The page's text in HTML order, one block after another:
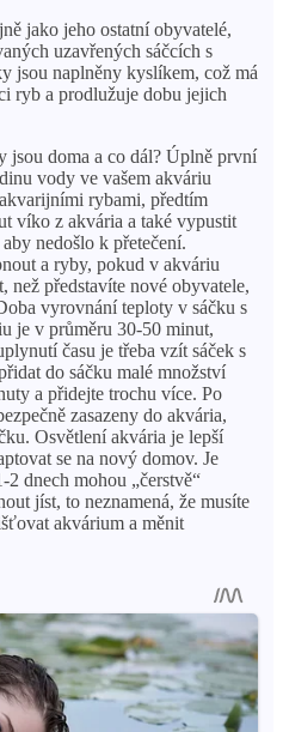
jako jeho ostatní obyvatelé,
uzavřených sáčcích s
jsou naplněny kyslíkem, což má
ryb a prodlužuje dobu jejich
jsou doma a co dál? Úplně první
vody ve vašem akváriu
rybami, předtím
víko z akvária a také vypustit
nedošlo k přetečení.
a ryby, pokud v akváriu
než představíte nové obyvatele,
vyrovnání teploty v sáčku s
je v průměru 30-50 minut,
času je třeba vzít sáček s
do sáčku malé množství
a přidejte trochu více. Po
zasazeny do akvária,
Osvětlení akvária je lepší
se na nový domov. Je
dnech mohou „čerstvě“
jíst, to neznamená, že musíte
akvárium a měnit